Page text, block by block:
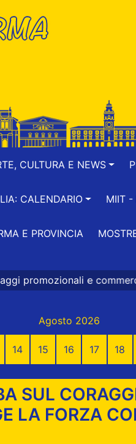
CULTURA E NEWS
CALENDARIO MIIT -
E PROVINCIA
Agosto 2026
14 15 16 17 18
SUL
LA FORZA